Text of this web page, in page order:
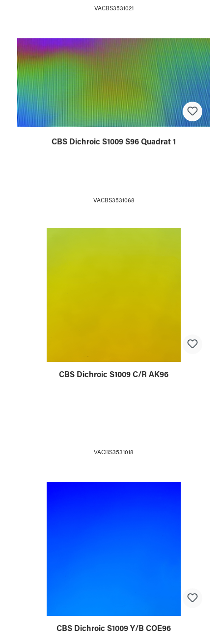
VACBS3531021
CBS Dichroic S1009 S96 Quadrat 1
VACBS3531068
CBS Dichroic S1009 C/R AK96
VACBS3531018
CBS Dichroic S1009 Y/B COE96